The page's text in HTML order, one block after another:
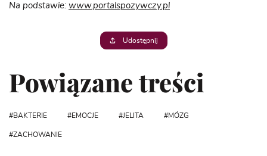
Na podstawie: www.portalspozywczy.pl
Udostępnij
Powiązane treści
BAKTERIE EMOCJE JELITA MÓZG
ZACHOWANIE